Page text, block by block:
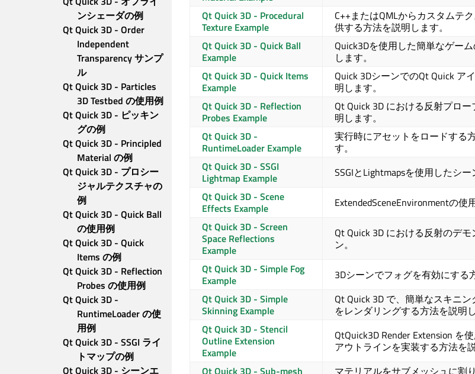
ンシェーダの例
Qt Quick 3D - Order
Independent
Transparency サンプ
ル
Qt Quick 3D - Particles
3D Testbed の使用例
Qt Quick 3D - ピッキン
グの例
Qt Quick 3D - Principled
Material の例
Qt Quick 3D - プロシー
ジャルテクスチャの
例
Qt Quick 3D - Quick Ball
の使用例
Qt Quick 3D - Quick
Items の例
Qt Quick 3D - Reflection
Probes の使用例
Qt Quick 3D -
RuntimeLoader の使
用例
Qt Quick 3D - SSGI ライ
トマップの例
Qt Quick 3D - シーンエ
Qt Quick 3D - Procedural
Texture Example
C++またはQMLからカスタムテ
供する方法を説明します。
Qt Quick 3D - Quick Ball
Example
Quick3Dを使用した簡単なゲー
します。
Qt Quick 3D - Quick Items
Example
Quick 3DシーンでのQt Quick ア
明します。
Qt Quick 3D - Reflection
Probes Example
Qt Quick 3D における反射プロ
明します。
Qt Quick 3D -
RuntimeLoader Example
実行時にアセットをロードする
す。
Qt Quick 3D - SSGI
Lightmap Example
SSGIとLightmapsを使用したシー
Qt Quick 3D - Scene
Effects Example
ExtendedSceneEnvironmentの使
Qt Quick 3D - Screen
Space Reflections
Example
Qt Quick 3D における反射のデモ
ン。
Qt Quick 3D - Simple Fog
Example
3Dシーンでフォグを有効にする
Qt Quick 3D - Simple
Skinning Example
Qt Quick 3D で、簡単なスキニ
をレンダリングする方法を説明し
Qt Quick 3D - Stencil
Outline Extension
Example
QtQuick3D Render Extension を
アウトラインを実装する方法を
Qt Quick 3D - Sub-mesh
マテリアルをサブメッシュに割